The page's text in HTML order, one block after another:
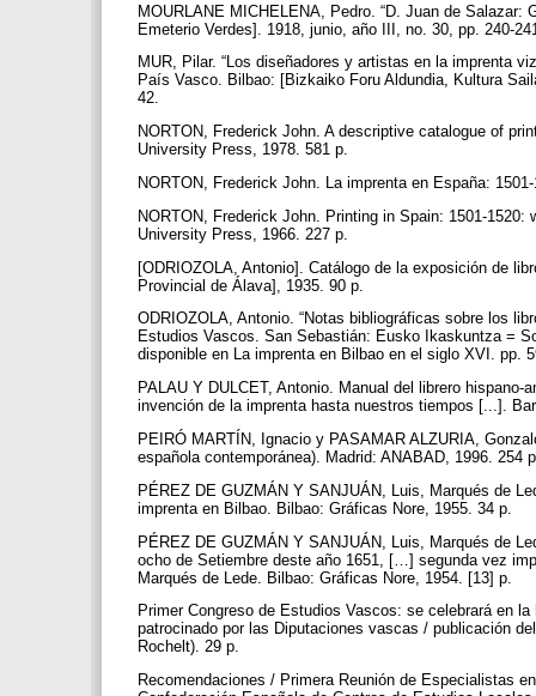
MOURLANE MICHELENA, Pedro. “D. Juan de
Emeterio Verdes]. 1918, junio, año III, no. 30, pp. 240-
MUR, Pilar. “Los diseñadores y artistas en la imprenta
País Vasco. Bilbao: [Bizkaiko Foru Aldundia, Kultura
42.
NORTON, Frederick John. A descriptive catalogue of
University Press, 1978. 581 p.
NORTON, Frederick John. La imprenta en España:
NORTON, Frederick John. Printing in Spain: 1501-1520:
University Press, 1966. 227 p.
[ODRIOZOLA, Antonio]. Catálogo de la exposición de
Provincial de Álava], 1935. 90 p.
ODRIOZOLA, Antonio. “Notas bibliográficas sobre los
Estudios Vascos. San Sebastián: Eusko Ikaskuntza =
disponible en La imprenta en Bilbao en el siglo XVI. pp.
PALAU Y DULCET, Antonio. Manual del librero
invención de la imprenta hasta nuestros tiempos [...].
PEIRÓ MARTÍN, Ignacio y PASAMAR ALZURIA,
española contemporánea). Madrid: ANABAD, 1996. 254
PÉREZ DE GUZMÁN Y SANJUÁN, Luis, Marqués de
imprenta en Bilbao. Bilbao: Gráficas Nore, 1955. 34 p.
PÉREZ DE GUZMÁN Y SANJUÁN, Luis, Marqués de
ocho de Setiembre deste año 1651, […] segunda vez
Marqués de Lede. Bilbao: Gráficas Nore, 1954. [13] p.
Primer Congreso de Estudios Vascos: se celebrará en
patrocinado por las Diputaciones vascas / publicación
Rochelt). 29 p.
Recomendaciones / Primera Reunión de Especialistas